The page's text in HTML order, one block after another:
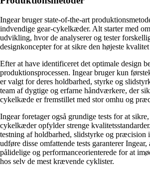
Ingear bruger state-of-the-art
indvendige gear-cykelkæder. Alt starter med
udvikling, hvor de analyserer og tester
designkoncepter for at sikre den højeste
Efter at have identificeret det optimale design
produktionsprocessen. Ingear bruger kun
er valgt for deres holdbarhed, styrke og
team af dygtige og erfarne håndværkere, der
cykelkæde er fremstillet med stor omhu og
Ingear foretager også grundige tests for at
cykelkæder opfylder strenge
testning af holdbarhed, slidstyrke og præcision
udføre disse omfattende tests garanterer
pålidelige og performanceorienterede for at
hos selv de mest krævende cyklister.